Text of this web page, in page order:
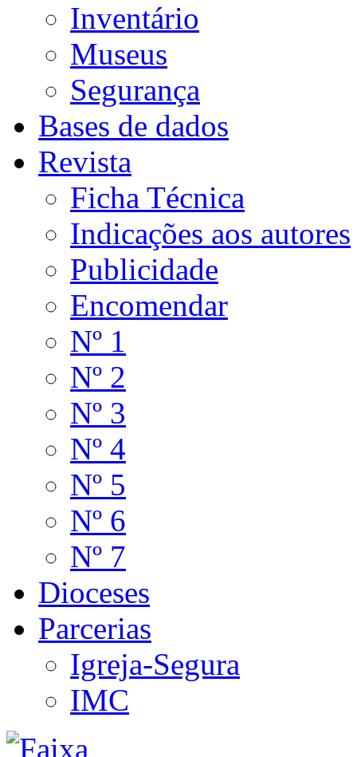
Inventário
Museus
Segurança
Bases de dados
Revista
Ficha Técnica
Indicações aos autores
Publicidade
Encomendar
Nº 1
Nº 2
Nº 3
Nº 4
Nº 5
Nº 6
Nº 7
Dioceses
Parcerias
Igreja-Segura
IMC